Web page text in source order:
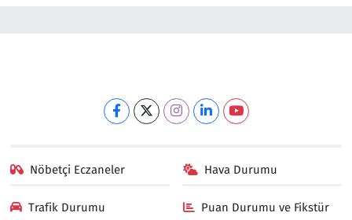
Nöbetçi Eczaneler Hava Durumu
Trafik Durumu Puan Durumu ve Fikstür